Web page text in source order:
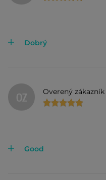
Dobrý
OZ Overený zákazník
Good